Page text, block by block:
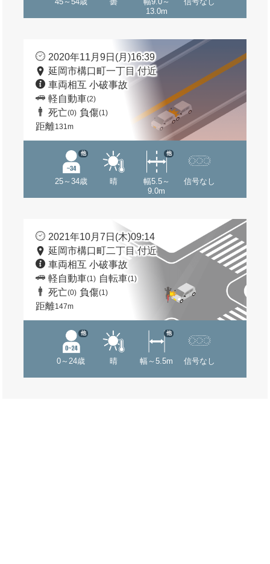
13.0m
2020年11月9日(月)16:39
延岡市構口町一丁目 付近
車両相互 小破事故
軽自動車(2)
死亡(0) 負傷(1)
距離131m
25～34歳
他
晴
幅5.5～
9.0m
他
信号なし
2021年10月7日(木)09:14
延岡市構口町二丁目 付近
車両相互 小破事故
軽自動車(1) 自転車(1)
死亡(0) 負傷(1)
距離147m
0～24歳
他
晴 幅～5.5m
他
信号なし